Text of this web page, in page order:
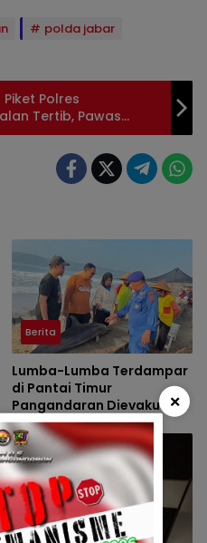
polda jabar
Polres
Tertib, Pawas
Mako
Berita
Lumba-Lumba Terdampar
di Pantai Timur
Pangandaran Dievakuasi
Petugas
Sosial dan Umum
×